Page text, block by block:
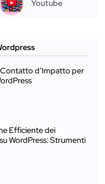
Youtube
d’Impatto per
Efficiente dei
WordPress: Strumenti